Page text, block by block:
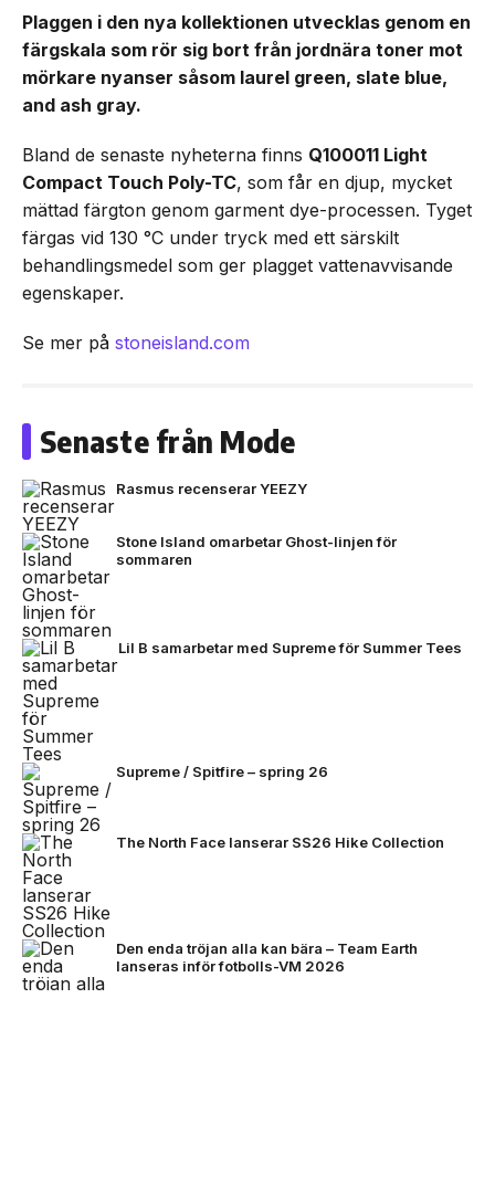
Plaggen i den nya kollektionen utvecklas genom en
färgskala som rör sig bort från jordnära toner mot
mörkare nyanser såsom laurel green, slate blue,
and ash gray.
Bland de senaste nyheterna finns Q100011 Light
Compact Touch Poly-TC, som får en djup, mycket
mättad färgton genom garment dye-processen. Tyget
färgas vid 130 °C under tryck med ett särskilt
behandlingsmedel som ger plagget vattenavvisande
egenskaper.
Se mer på stoneisland.com
Senaste från Mode
Rasmus recenserar YEEZY
Stone Island omarbetar Ghost-linjen för
sommaren
Lil B samarbetar med Supreme för Summer Tees
Supreme / Spitfire – spring 26
The North Face lanserar SS26 Hike Collection
Den enda tröjan alla kan bära – Team Earth
lanseras inför fotbolls-VM 2026